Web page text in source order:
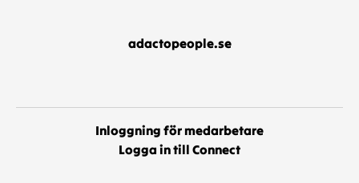
adactopeople.se
Inloggning för medarbetare
Logga in till Connect